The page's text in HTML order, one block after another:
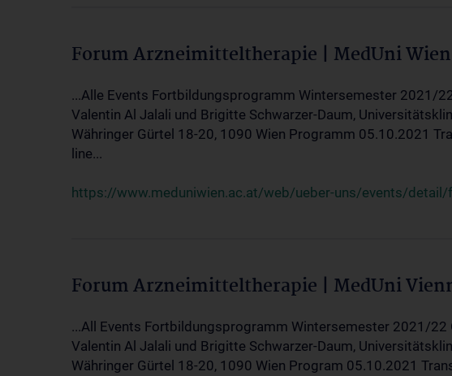
Forum Arzneimitteltherapie | MedUni Wien
...Alle Events Fortbildungsprogramm Wintersemester 2021/
Valentin Al Jalali und Brigitte Schwarzer-Daum,
Währinger Gürtel 18-20, 1090 Wien Programm 05.10.2021
line...
https://www.meduniwien.ac.at/web/ueber-uns/events/
Forum Arzneimitteltherapie | MedUni
...All Events Fortbildungsprogramm Wintersemester 2021/22
Valentin Al Jalali und Brigitte Schwarzer-Daum,
Währinger Gürtel 18-20, 1090 Wien Program 05.10.2021